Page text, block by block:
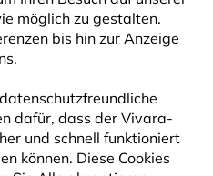
möglich zu gestalten.
bis hin zur Anzeige
dafür, dass der Vivara-
und schnell funktioniert
können. Diese Cookies